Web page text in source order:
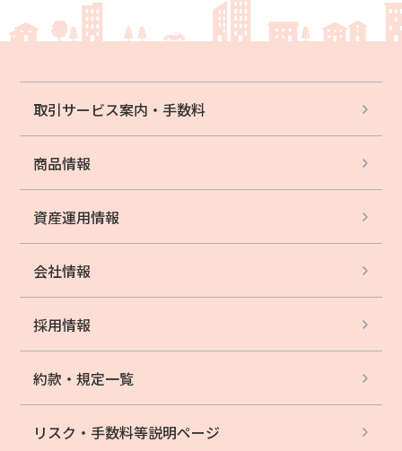
取引サービス案内・ 手数料
商品情報
資産運用情報
会社情報
採用情報
約款・規定一覧
リスク・手数料等説明ページ